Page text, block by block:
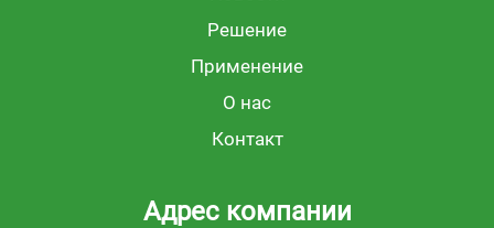
Решение
Применение
О нас
Контакт
Адрес компании